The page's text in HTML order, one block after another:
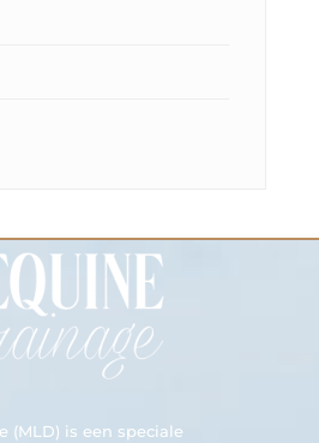
(MLD) is een speciale